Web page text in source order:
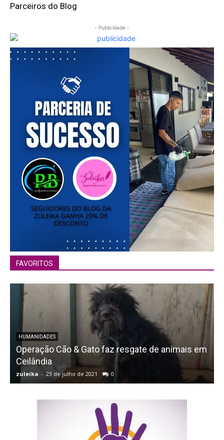
Parceiros do Blog
- Publicidade -
FAVORITOS
HUMANIDADES
Operação Cão & Gato faz resgate de animais em
Ceilândia
zuleika - 23 de julho de 2021 0